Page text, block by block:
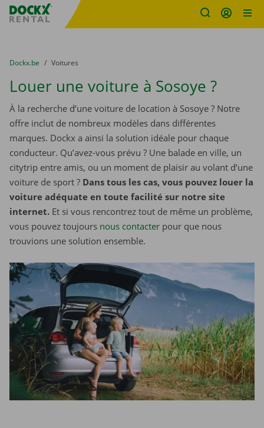
sitename
You are here:
du
Dockx.be to
Voitures
Louer une voiture à Sosoye ?
À la recherche d’une voiture de location à Sosoye ? Notre
offre inclut de nombreux modèles dans différentes
marques. Dockx a ainsi la solution idéale pour chaque
conducteur. Qu’avez-vous prévu ? Une balade en ville, un
citytrip entre amis, ou un moment de plaisir au volant d’une
voiture de sport ? Dans tous les cas, vous pouvez louer la
voiture adéquate en toute facilité sur notre site
internet. Et si vous rencontrez tout de même un problème,
vous pouvez toujours nous contacter pour que nous
trouvions une solution ensemble.